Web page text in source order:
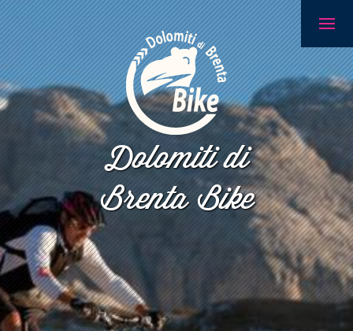
Dolomiti di
Brenta Bike